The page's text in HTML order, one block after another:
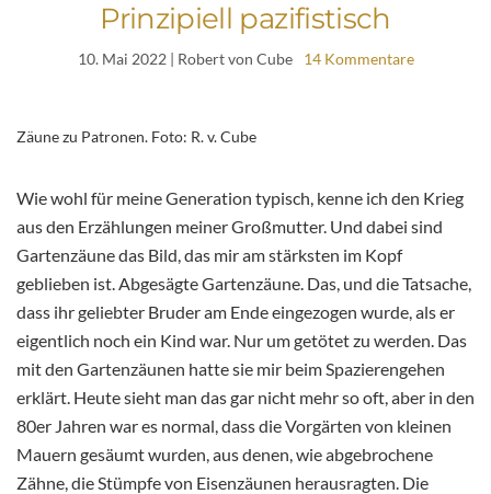
Prinzipiell pazifistisch
10. Mai 2022| Robert von Cube 14 Kommentare
Zäune zu Patronen. Foto: R. v. Cube
Wie wohl für meine Generation typisch, kenne ich den Krieg
aus den Erzählungen meiner Großmutter. Und dabei sind
Gartenzäune das Bild, das mir am stärksten im Kopf
geblieben ist. Abgesägte Gartenzäune. Das, und die Tatsache,
dass ihr geliebter Bruder am Ende eingezogen wurde, als er
eigentlich noch ein Kind war. Nur um getötet zu werden. Das
mit den Gartenzäunen hatte sie mir beim Spazierengehen
erklärt. Heute sieht man das gar nicht mehr so oft, aber in den
80er Jahren war es normal, dass die Vorgärten von kleinen
Mauern gesäumt wurden, aus denen, wie abgebrochene
Zähne, die Stümpfe von Eisenzäunen herausragten. Die